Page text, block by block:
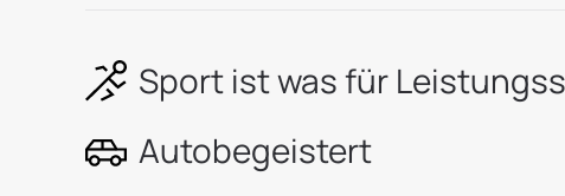
Sport ist was für
Autobegeistert